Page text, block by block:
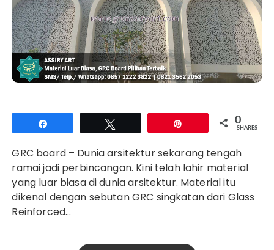
0
SHARES
GRC board – Dunia arsitektur sekarang tengah
ramai jadi perbincangan. Kini telah lahir material
yang luar biasa di dunia arsitektur. Material itu
dikenal dengan sebutan GRC singkatan dari Glass
Reinforced…